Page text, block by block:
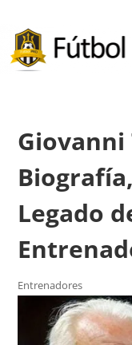
Legado
Entrenadores